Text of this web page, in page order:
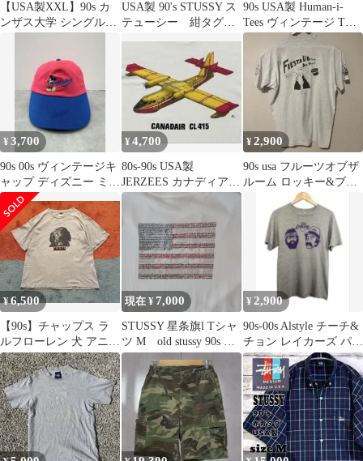
【USA製XXL】90s カ
ンザス大学 シングルス
USA製 90's STUSSY ス
テューシー 紺タグ
90s USA製 Human-i-
Tees ヴィンテージ Tシ
ャツ L 魚サンゴ
¥3,700
90s 00s ヴィンテージキ
ャップ ディズニー ミッ
キー カーブ 赤青 刺繍
¥4,700
80s-90s USA製
JERZEES カナディア
CL415 ヴィンテージ
¥2,900
90s usa フルーツオブザ
ルーム ロッキー&ブル
ウィンクル Tシャツ XL
¥6,500
【90s】チャップス ラ
ルフローレン 犬 アニマ
ル Tシャツ L 雰囲気抜
群
現在 ¥7,000
STUSSY 星条旗l Tシャ
ツ M old stussy 90s 赤
青タグ
¥2,900
90s-00s Alstyle チーチ&
チョン レイカーズ パロ
ディ TシャツS